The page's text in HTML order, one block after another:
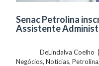
Senac Petrolina
Assistente
DeLindalva Coelho
Negócios, Notícias, Petrolina